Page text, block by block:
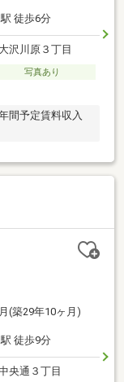
徒歩6分
沢川原３丁目
写真あり
間予定賃料収入
(築29年10ヶ月)
徒歩9分
央通３丁目